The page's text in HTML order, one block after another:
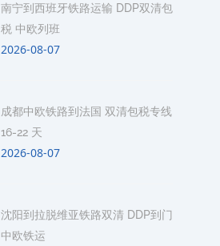
南宁到西班牙铁路运输 DDP双清包
税 中欧列班
2026-08-07
成都中欧铁路到法国 双清包税专线
16-22 天
2026-08-07
沈阳到拉脱维亚铁路双清 DDP到门
中欧铁运